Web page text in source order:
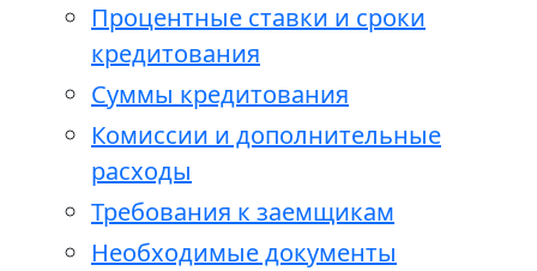
Процентные ставки и сроки
кредитования
Суммы кредитования
Комиссии и дополнительные
расходы
Требования к заемщикам
Необходимые документы